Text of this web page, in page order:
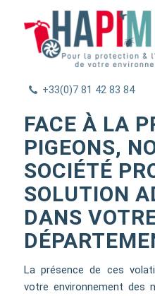
+33(0)7 81 42 83 84
FACE À LA
PIGEONS,
SOCIÉTÉ
SOLUTION
DANS
La présence de ces
votre environnement des